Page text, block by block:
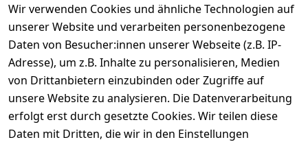
Wir verwenden Cookies und ähnliche Technologien auf
unserer Website und verarbeiten personenbezogene
Daten von Besucher:innen unserer Webseite (z.B. IP-
Adresse), um z.B. Inhalte zu personalisieren, Medien
von Drittanbietern einzubinden oder Zugriffe auf
unsere Website zu analysieren. Die Datenverarbeitung
erfolgt erst durch gesetzte Cookies. Wir teilen diese
Daten mit Dritten, die wir in den Einstellungen
Rechtliches
AGB
Impressum
Über uns
Kontakt
Registrieren
Wir
versenden
mit
Zahle
bequem per